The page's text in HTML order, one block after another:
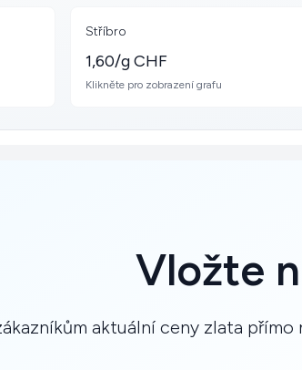
Stříbro
1,60/g CHF
Klikněte pro zobrazení grafu
Vložte
aktuální ceny zlata